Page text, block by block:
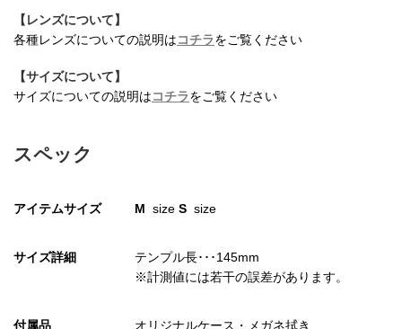
【レンズについて】
各種レンズについての説明はコチラをご覧ください
【サイズについて】
サイズについての説明はコチラをご覧ください
スペック
アイテムサイズ M size S size
サイズ詳細
テンプル長･･･145mm
※計測値には若干の誤差があります。
付属品 オリジナルケース・メガネ拭き